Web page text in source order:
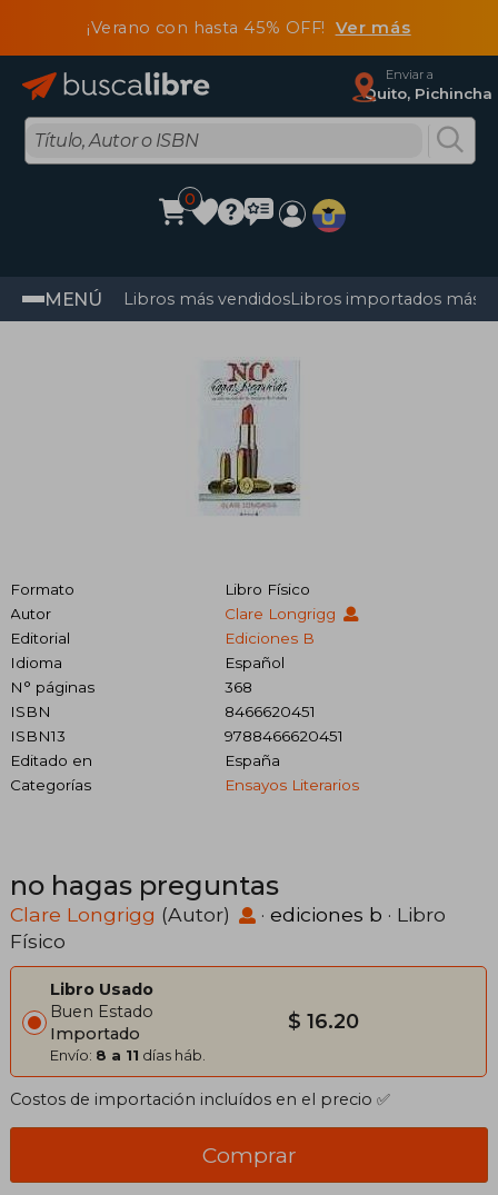
¡Verano con hasta 45% OFF! Ver más
Enviar a
Quito, Pichincha
0
MENÚ Libros más vendidosLibros importados más
Formato
Libro Físico
Autor
Clare Longrigg
Editorial
Ediciones B
Idioma
Español
N° páginas
368
ISBN
8466620451
ISBN13
9788466620451
Editado en
España
Categorías
Ensayos Literarios
no hagas preguntas
Clare Longrigg (Autor) · ediciones b · Libro
Físico
Libro Usado
Buen Estado
Importado
Envío: 8 a 11 días háb.
$ 16.20
Costos de importación incluídos en el precio ✅
Comprar